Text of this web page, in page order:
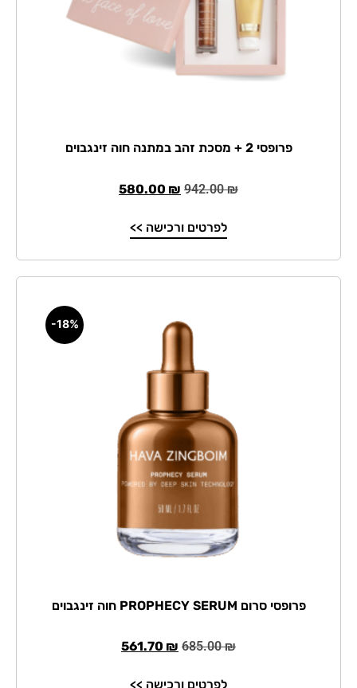
פרופסי 2 + מסכת זהב במתנה חוה זינגבוים
942.00₪
580.00 ₪
לפרטים ורכישה >>
-18%
פרופסי סרום PROPHECY SERUM חוה זינגבוים
685.00₪
561.70 ₪
לפרטים ורכישה >>